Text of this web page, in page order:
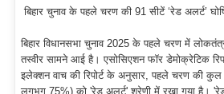
बिहार चुनाव के पहले चरण की 91 सीटें ‘रेड अलर्ट’
बिहार विधानसभा चुनाव 2025 के पहले चरण में
तस्वीर सामने आई है। एसोसिएशन फॉर डेमोक्रेटिक
इलेक्शन वाच की रिपोर्ट के अनुसार, पहले चरण की कुल
लगभग 75%) को 'रेड अलर्ट' श्रेणी में रखा गया है।